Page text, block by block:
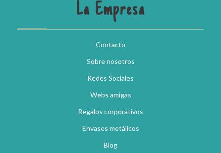
La Empresa
Contacto
Sobre nosotros
Redes Sociales
Webs amigas
Regalos corporativos
Envases metálicos
Blog